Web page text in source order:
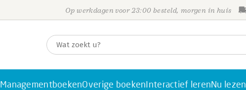
Op werkdagen voor 23:00 besteld, morgen in huis
ManagementboekenOverige boekenInteractief lerenNu lezen